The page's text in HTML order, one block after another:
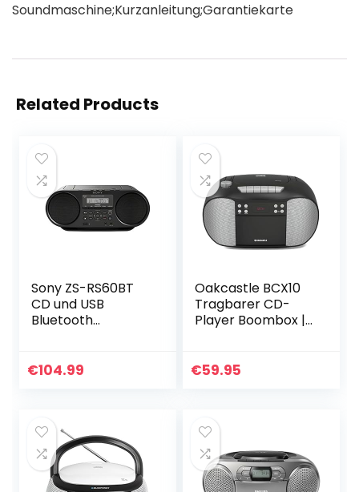
Soundmaschine;Kurzanleitung;Garantiekarte
Related Products
Sony ZS-RS60BT
CD und USB
Bluetooth
Bass, UKW Radio)
€104.99
Oakcastle BCX10
Tragbarer CD-
Player Boombox |
Stereo-Sound | 15
€59.95